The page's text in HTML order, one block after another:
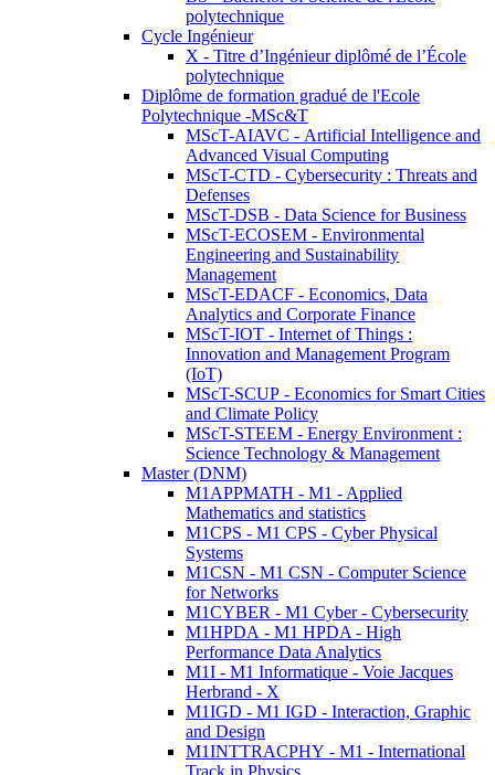
polytechnique
Cycle Ingénieur
X - Titre d’Ingénieur diplômé de l’École
polytechnique
Diplôme de formation gradué de l'Ecole
Polytechnique -MSc&T
MScT-AIAVC - Artificial Intelligence and
Advanced Visual Computing
MScT-CTD - Cybersecurity : Threats and
Defenses
MScT-DSB - Data Science for Business
MScT-ECOSEM - Environmental
Engineering and Sustainability
Management
MScT-EDACF - Economics, Data
Analytics and Corporate Finance
MScT-IOT - Internet of Things :
Innovation and Management Program
(IoT)
MScT-SCUP - Economics for Smart Cities
and Climate Policy
MScT-STEEM - Energy Environment :
Science Technology & Management
Master (DNM)
M1APPMATH - M1 - Applied
Mathematics and statistics
M1CPS - M1 CPS - Cyber Physical
Systems
M1CSN - M1 CSN - Computer Science
for Networks
M1CYBER - M1 Cyber - Cybersecurity
M1HPDA - M1 HPDA - High
Performance Data Analytics
M1I - M1 Informatique - Voie Jacques
Herbrand - X
M1IGD - M1 IGD - Interaction, Graphic
and Design
M1INTTRACPHY - M1 - International
Track in Physics